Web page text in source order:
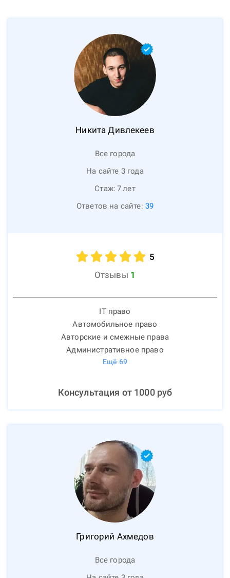
Никита Дивлекеев
Все города
На сайте 3 года
Стаж: 7лет
Ответов на сайте: 39
5
Отзывы 1
IT право
Автомобильное право
Авторские и смежные права
Административное право
Ещё 69
Консультация от 1000руб
Григорий Ахмедов
Все города